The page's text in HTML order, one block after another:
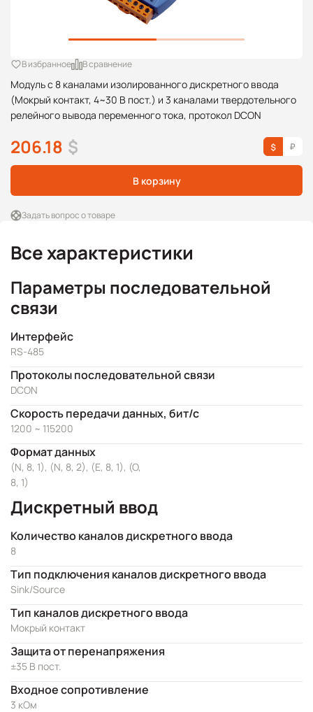
Модуль с 8 каналами изолированного дискретного ввода
(Мокрый контакт, 4~30 В пост.) и 3 каналами твердотельного
релейного вывода переменного тока, протокол DCON
В избранное В сравнение
206.18 $
В корзину
Задать вопрос о товаре
Все характеристики
Параметры последовательной
связи
Интерфейс
RS-485
Протоколы последовательной связи
DCON
Скорость передачи данных, бит/с
1200 ~ 115200
Формат данных
(N, 8, 1), (N, 8, 2), (E, 8, 1), (O,
8, 1)
Дискретный ввод
Количество каналов дискретного ввода
8
Тип подключения каналов дискретного ввода
Sink/Source
Тип каналов дискретного ввода
Мокрый контакт
Защита от перенапряжения
±35 В пост.
Входное сопротивление
3 кОм